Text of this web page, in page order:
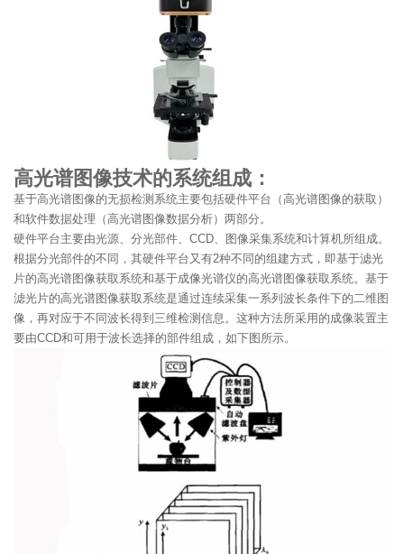
高光谱图像技术的系统组成：
基于高光谱图像的无损检测系统主要包括硬件平台（高光谱图像的获取）
和软件数据处理（高光谱图像数据分析）两部分。
硬件平台主要由光源、分光部件、CCD、图像采集系统和计算机所组成。
根据分光部件的不同，其硬件平台又有2种不同的组建方式，即基于滤光
片的高光谱图像获取系统和基于成像光谱仪的高光谱图像获取系统。基于
滤光片的高光谱图像获取系统是通过连续采集一系列波长条件下的二维图
像，再对应于不同波长得到三维检测信息。这种方法所采用的成像装置主
要由CCD和可用于波长选择的部件组成，如下图所示。